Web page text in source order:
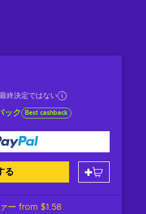
終決定ではない
ック Best cashback
る
ー from $1.58